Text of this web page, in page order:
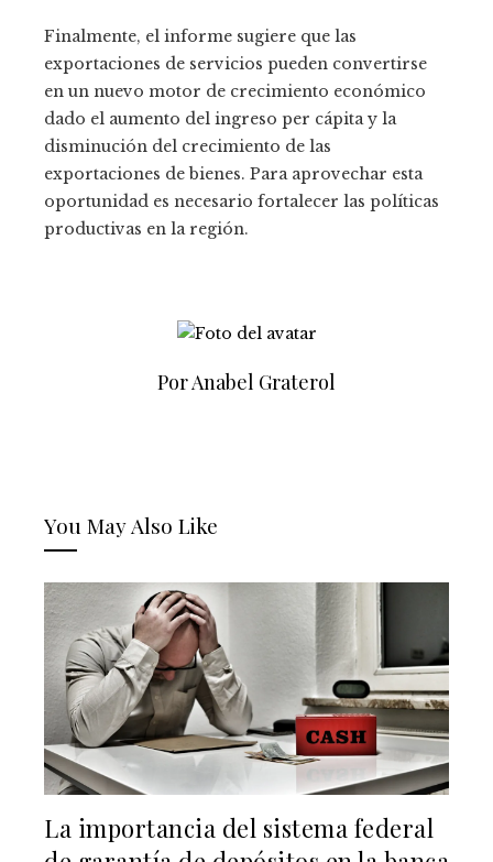
Finalmente, el informe sugiere que las
exportaciones de servicios pueden convertirse
en un nuevo motor de crecimiento económico
dado el aumento del ingreso per cápita y la
disminución del crecimiento de las
exportaciones de bienes. Para aprovechar esta
oportunidad es necesario fortalecer las políticas
productivas en la región.
Por Anabel Graterol
You May Also Like
La importancia del sistema federal